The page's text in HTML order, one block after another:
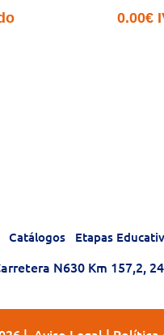
0.00€
Catálogos Etapas
N630 Km 157,2,